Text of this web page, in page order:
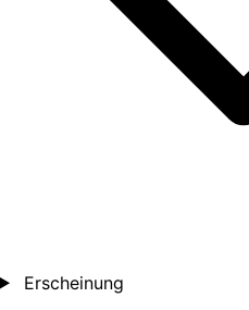
Erscheinung